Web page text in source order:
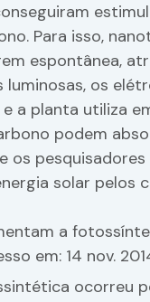
Para isso,
espontânea,
os
a planta utiliza
podem
os
solar
a
em: 14 nov.
ocorreu